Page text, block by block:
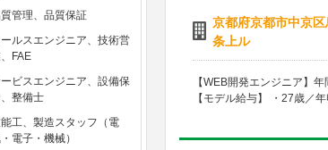
京都府京都市中京区
条上ル
【WEB開発エンジニア】
【モデル給与】 ・27歳／
管理、品質保証
ルスエンジニア、技術営
FAE
ビスエンジニア、設備保
整備士
工、製造スタッフ（電
電子・機械）